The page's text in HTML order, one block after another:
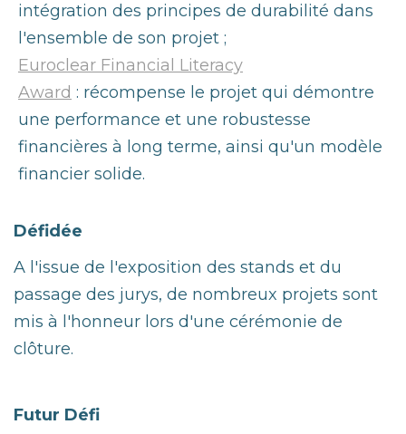
intégration des principes de durabilité dans
l'ensemble de son projet ;
Euroclear Financial Literacy
Award : récompense le projet qui démontre
une performance et une robustesse
financières à long terme, ainsi qu'un modèle
financier solide.
Défidée
A l'issue de l'exposition des stands et du
passage des jurys, de nombreux projets sont
mis à l'honneur lors d'une cérémonie de
clôture.
Futur Défi